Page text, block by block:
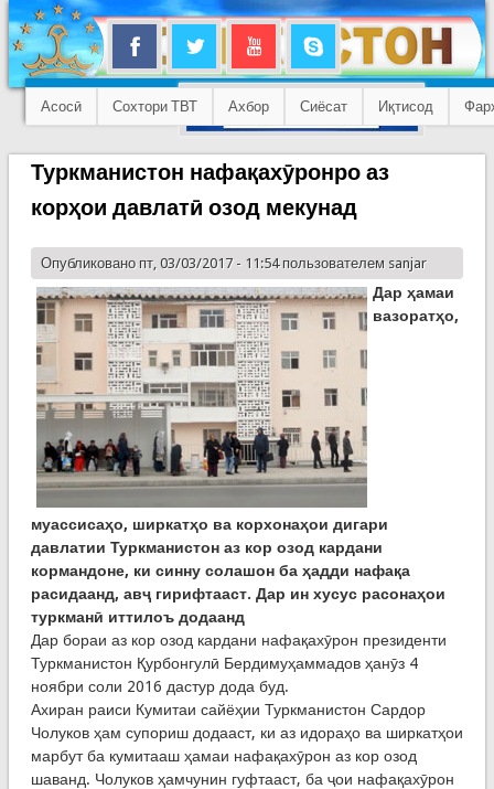
Асосӣ Сохтори ТВТ Ахбор Сиёсат Иқтисод
Туркманистон нафақахӯронро аз
корҳои давлатӣ озод мекунад
Опубликовано пт, 03/03/2017 - 11:54 пользователем sanjar
Дар ҳамаи
вазоратҳо,
муассисаҳо, ширкатҳо ва корхонаҳои дигари
давлатии Туркманистон аз кор озод кардани
кормандоне, ки синну солашон ба ҳадди нафақа
расидаанд, авҷ гирифтааст. Дар ин хусус расонаҳои
туркманӣ иттилоъ додаанд
Дар бораи аз кор озод кардани нафақахӯрон президенти
Туркманистон Қурбонгулӣ Бердимуҳаммадов ҳанӯз 4
ноябри соли 2016 дастур дода буд.
Ахиран раиси Кумитаи сайёҳии Туркманистон Сардор
Чолуков ҳам супориш додааст, ки аз идораҳо ва ширкатҳои
марбут ба кумитааш ҳамаи нафақахӯрон аз кор озод
шаванд. Чолуков ҳамчунин гуфтааст, ба ҷои нафақахӯрон